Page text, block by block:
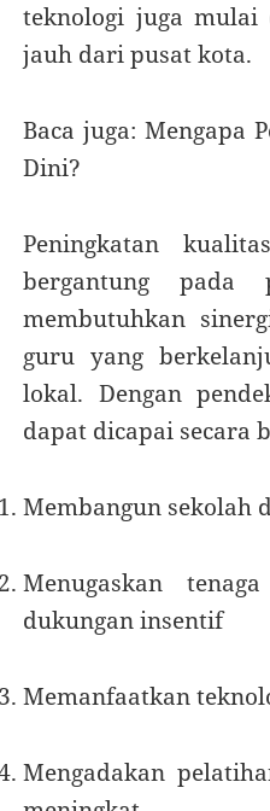
teknologi juga mulai
jauh dari pusat kota.
Baca juga: Mengapa
Dini?
Peningkatan
bergantung pada
membutuhkan
guru yang
lokal. Dengan
dapat dicapai secara
Membangun sekolah
Menugaskan
dukungan insentif
Memanfaatkan
Mengadakan